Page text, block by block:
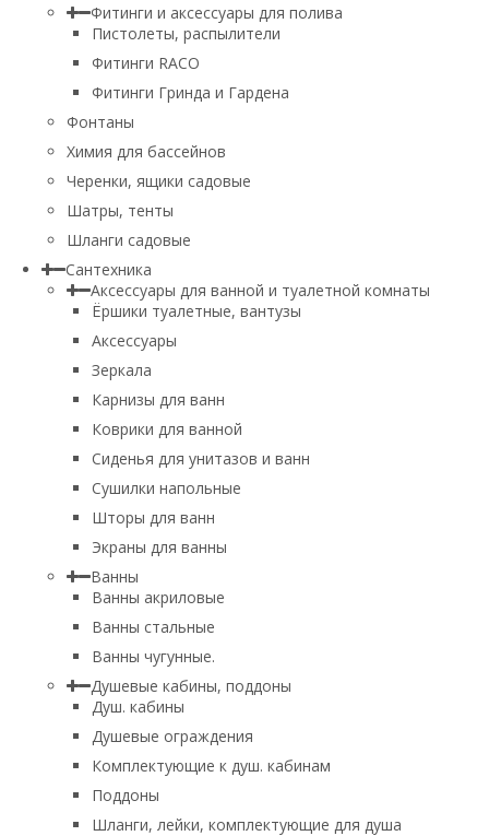
Фитинги и аксессуары для полива
Пистолеты, распылители
Фитинги RACO
Фитинги Гринда и Гардена
Фонтаны
Химия для бассейнов
Черенки, ящики садовые
Шатры, тенты
Шланги садовые
Сантехника
Аксессуары для ванной и туалетной комнаты
Ёршики туалетные, вантузы
Аксессуары
Зеркала
Карнизы для ванн
Коврики для ванной
Сиденья для унитазов и ванн
Сушилки напольные
Шторы для ванн
Экраны для ванны
Ванны
Ванны акриловые
Ванны стальные
Ванны чугунные.
Душевые кабины, поддоны
Душ. кабины
Душевые ограждения
Комплектующие к душ. кабинам
Поддоны
Шланги, лейки, комплектующие для душа